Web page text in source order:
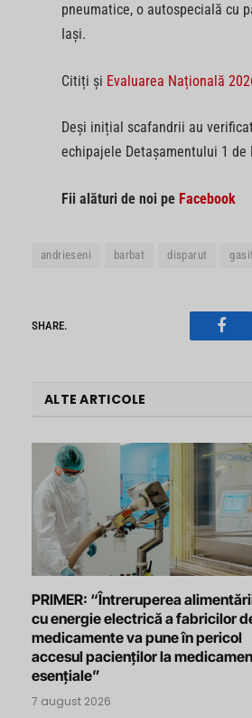
pneumatice, o autospecială cu
Iași.
Citiți și Evaluarea Națională
Deși inițial scafandrii au
echipajele Detașamentului 1
Fii alături de noi pe Facebook
andrieseni barbat disparut
SHARE.
ALTE ARTICOLE
PRIMER: “Întreruperea
cu energie electrică a fabricilor
medicamente va pune în pericol
accesul pacienților la
esențiale”
7 august 2026